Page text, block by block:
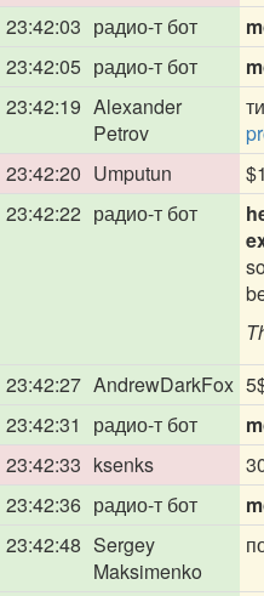
23:42:03 радио-т бот
23:42:05 радио-т бот
23:42:19 Alexander
Petrov
23:42:20 Umputun
23:42:22 радио-т бот
23:42:27 AndrewDarkFox
23:42:31
радио-т бот
23:42:33 ksenks
23:42:36 радио-т бот
23:42:48 Sergey
Maksimenko